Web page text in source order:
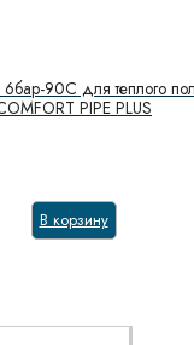
90С для теплого
PIPE PLUS
В корзину